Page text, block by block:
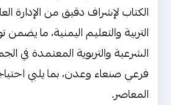
الكتاب لإشراف دقيق من الإدارة
التربية والتعليم اليمنية، ما يضمن
الشرعية والتربوية المعتمدة في
فرعي صنعاء وعدن، بما يلبي
المعاصر.